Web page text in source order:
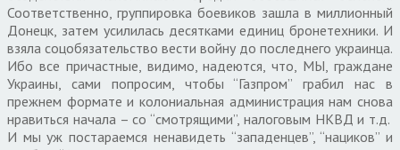
Соответственно, группировка боевиков зашла в миллионный
Донецк, затем усилилась десятками единиц бронетехники. И
взяла соцобязательство вести войну до последнего украинца.
Ибо все причастные, видимо, надеются, что, МЫ, граждане
Украины, сами попросим, чтобы “Газпром” грабил нас в
прежнем формате и колониальная администрация нам снова
нравиться начала – со “смотрящими”, налоговым НКВД и т.д.
И мы уж постараемся ненавидеть “западенцев”, “нациков” и